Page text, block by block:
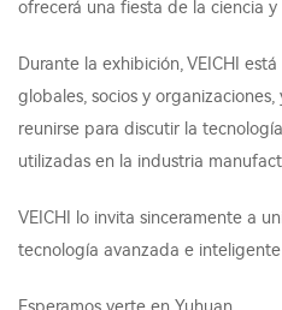
ofrecerá una fiesta de la ciencia
Durante la exhibición, VEICHI
globales, socios y
reunirse para discutir la
utilizadas en la industria
VEICHI lo invita sinceramente a
tecnología avanzada e